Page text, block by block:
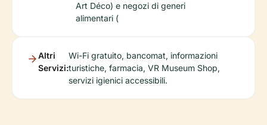
Art Déco) e negozi di generi
alimentari (
Altri
Servizi:
Wi-Fi gratuito, bancomat, informazioni
turistiche, farmacia, VR Museum Shop,
servizi igienici accessibili.